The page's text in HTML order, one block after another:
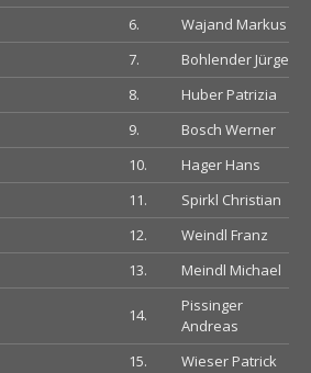
6.
Wajand Markus
7.
Bohlender Jürgen
8.
Huber Patrizia
9.
Bosch Werner
10.
Hager Hans
11.
Spirkl Christian
12.
Weindl Franz
13.
Meindl Michael
14.
Pissinger
Andreas
15.
Wieser Patrick